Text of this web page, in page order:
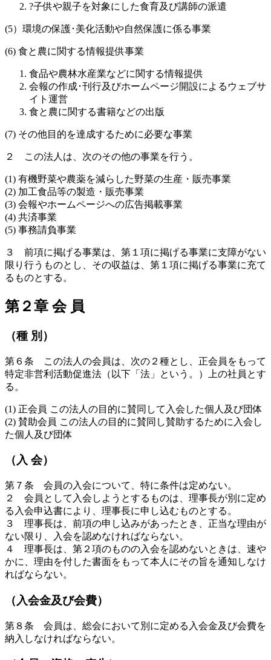
?子供や親子を対象にした食育及び講師の派遣
(5）環境の保護･美化活動や自然保護に係る事業
(6) 食と農に関する情報提供事業
食品や農林水産業などに関する情報提供
会報の作成･刊行及びホームページ開設によるウェブサ
イト運営
食と農に関する書籍などの出版
(7) その他目的を達成するために必要な事業
２ この法人は、次のその他の事業を行う。
(1) 有機野菜や農薬を減らした野菜の生産・販売事業
(2) 加工食品等の製造・販売事業
(3) 会報やホームページへの広告掲載事業
(4) 共済事業
(5) 事務請負事業
３ 前項に掲げる事業は、第１項に掲げる事業に支障がない
限り行うものとし、その収益は、第１項に掲げる事業に充て
るものとする。
第２章 会 員
（種 別）
第６条 この法人の会員は、次の２種とし、正会員をもって
特定非営利活動促進法（以下「法」という。）上の社員とす
る。
(1) 正会員 この法人の目的に賛同して入会した個人及び団体
(2) 賛助会員 この法人の目的に賛同し賛助するために入会し
た個人及び団体
（入 会）
第７条 会員の入会について、特に条件は定めない。
２ 会員として入会しようとするものは、理事長が別に定め
る入会申込書により、理事長に申し込むものとする。
３ 理事長は、前項の申し込みがあったとき、正当な理由が
ない限り、入会を認めなければならない。
４ 理事長は、第２項のものの入会を認めないときは、速や
かに、理由を付した書面をもって本人にその旨を通知しなけ
ればならない。
（入会金及び会費）
第８条 会員は、総会において別に定める入会金及び会費を
納入しなければならない。